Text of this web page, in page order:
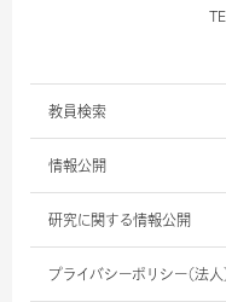
教員検索
情報公開
研究に関する情報公開
プライバシーポリシー（法人